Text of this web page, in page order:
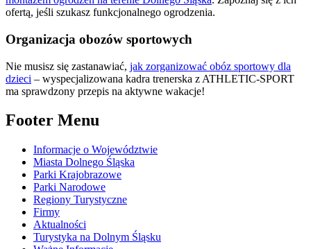
ofertą, jeśli szukasz funkcjonalnego ogrodzenia.
Organizacja obozów sportowych
Nie musisz się zastanawiać, jak zorganizować obóz sportowy dla
dzieci – wyspecjalizowana kadra trenerska z ATHLETIC-SPORT
ma sprawdzony przepis na aktywne wakacje!
Footer Menu
Informacje o Województwie
Miasta Dolnego Śląska
Parki Krajobrazowe
Parki Narodowe
Regiony Turystyczne
Firmy
Aktualności
Turystyka na Dolnym Śląsku